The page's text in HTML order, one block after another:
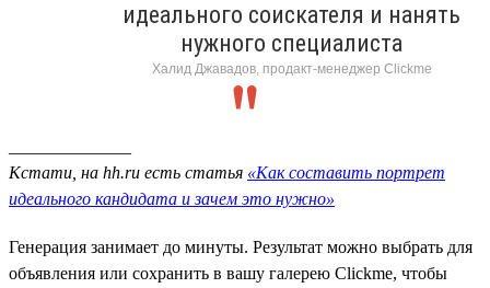
идеального соискателя и нанять
нужного специалиста
Халид Джавадов, продакт-менеджер Clickme
Кстати, на hh.ru есть статья «Как составить портрет
идеального кандидата и зачем это нужно»
Генерация занимает до минуты. Результат можно выбрать для
объявления или сохранить в вашу галерею Clickme, чтобы